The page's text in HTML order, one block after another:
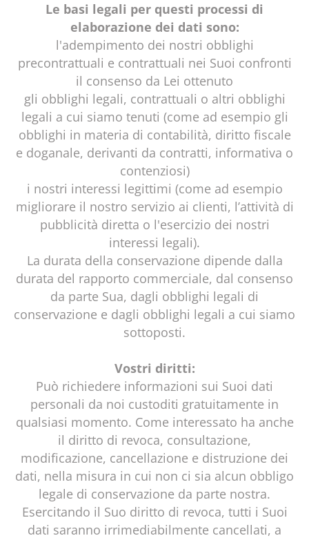
Le basi legali per questi processi di
elaborazione dei dati sono:
l'adempimento dei nostri obblighi
precontrattuali e contrattuali nei Suoi confronti
il consenso da Lei ottenuto
gli obblighi legali, contrattuali o altri obblighi
legali a cui siamo tenuti (come ad esempio gli
obblighi in materia di contabilità, diritto fiscale
e doganale, derivanti da contratti, informativa o
contenziosi)
i nostri interessi legittimi (come ad esempio
migliorare il nostro servizio ai clienti, l’attività di
pubblicità diretta o l'esercizio dei nostri
interessi legali).
La durata della conservazione dipende dalla
durata del rapporto commerciale, dal consenso
da parte Sua, dagli obblighi legali di
conservazione e dagli obblighi legali a cui siamo
sottoposti.
Vostri diritti:
Può richiedere informazioni sui Suoi dati
personali da noi custoditi gratuitamente in
qualsiasi momento. Come interessato ha anche
il diritto di revoca, consultazione,
modificazione, cancellazione e distruzione dei
dati, nella misura in cui non ci sia alcun obbligo
legale di conservazione da parte nostra.
Esercitando il Suo diritto di revoca, tutti i Suoi
dati saranno irrimediabilmente cancellati, a